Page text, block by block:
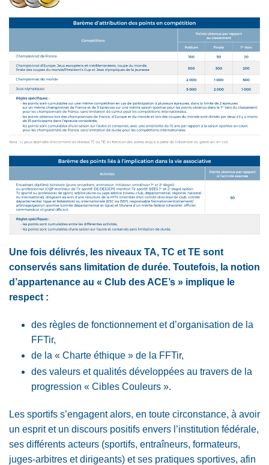
Une fois délivrés, les niveaux TA, TC et TE sont
conservés sans limitation de durée. Toutefois, la notion
d’appartenance au « Club des ACE’s » implique le
respect :
des règles de fonctionnement et d’organisation de la
FFTir,
de la « Charte éthique » de la FFTir,
des valeurs et qualités développées au travers de la
progression « Cibles Couleurs ».
Les sportifs s’engagent alors, en toute circonstance, à avoir
un esprit et un discours positifs envers l’institution fédérale,
ses différents acteurs (sportifs, entraîneurs, formateurs,
juges-arbitres et dirigeants) et ses pratiques sportives, afin